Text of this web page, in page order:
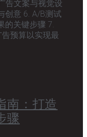
告文案与视觉设
创意 6. A/B测试
的关键步骤 7.
预算以实现最
南：打造
骤